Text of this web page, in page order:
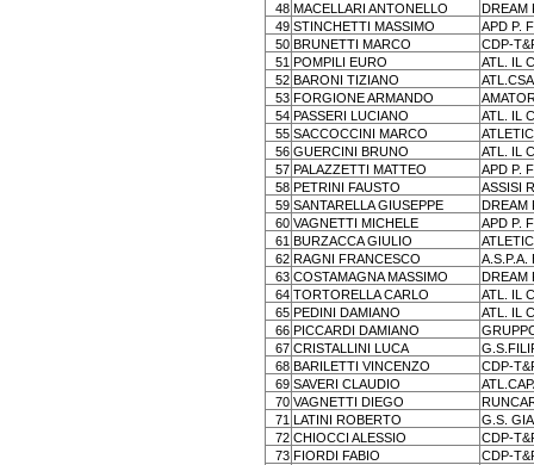
48 MACELLARI ANTONELLO
DREAM
49 STINCHETTI MASSIMO
APD P.
50 BRUNETTI MARCO
CDP-
51 POMPILI EURO
ATL. IL
52 BARONI TIZIANO
53 FORGIONE ARMANDO
54 PASSERI LUCIANO
ATL. IL
55 SACCOCCINI MARCO
56 GUERCINI BRUNO
ATL. IL
57 PALAZZETTI MATTEO
APD P.
58 PETRINI FAUSTO
ASSISI
59 SANTARELLA GIUSEPPE
DREAM
60 VAGNETTI MICHELE
APD P.
61 BURZACCA GIULIO
62 RAGNI FRANCESCO
A.S.P.A.
63 COSTAMAGNA MASSIMO
DREAM
64 TORTORELLA CARLO
ATL. IL
65 PEDINI DAMIANO
ATL. IL
66 PICCARDI DAMIANO
67 CRISTALLINI LUCA
68 BARILETTI VINCENZO
CDP-
69 SAVERI CLAUDIO
70 VAGNETTI DIEGO
71 LATINI ROBERTO
G.S.
72 CHIOCCI ALESSIO
CDP-
73 FIORDI FABIO
CDP-